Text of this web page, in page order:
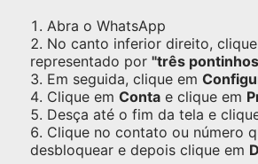
Abra o WhatsApp
No canto inferior direito,
representado por "três
Em seguida, clique em
Clique em Conta e clique em
Desça até o fim da tela e
Clique no contato ou número
desbloquear e depois clique em